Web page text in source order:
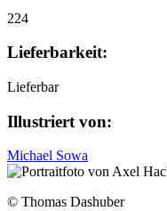
224
Lieferbarkeit:
Lieferbar
Illustriert von:
Michael Sowa
© Thomas Dashuber